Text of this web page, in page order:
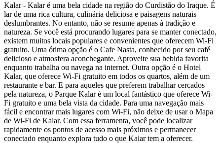
Kalar- Kalar é uma bela cidade na região do Curdistão do Iraque. É
lar de uma rica cultura, culinária deliciosa e paisagens naturais
deslumbrantes. No entanto, não se resume apenas à tradição e
natureza. Se você está procurando lugares para se manter conectado,
existem muitos locais populares e convenientes que oferecem Wi-Fi
gratuito. Uma ótima opção é o Cafe Nasta, conhecido por seu café
delicioso e atmosfera aconchegante. Aproveite sua bebida favorita
enquanto trabalha ou navega na internet. Outra opção é o Hotel
Kalar, que oferece Wi-Fi gratuito em todos os quartos, além de um
restaurante e bar. E para aqueles que preferem trabalhar cercados
pela natureza, o Parque Kalar é um local fantástico que oferece Wi-
Fi gratuito e uma bela vista da cidade. Para uma navegação mais
fácil e encontrar mais lugares com Wi-Fi, não deixe de usar o Mapa
de Wi-Fi de Kalar. Com essa ferramenta, você pode localizar
rapidamente os pontos de acesso mais próximos e permanecer
conectado enquanto explora tudo o que Kalar tem a oferecer.